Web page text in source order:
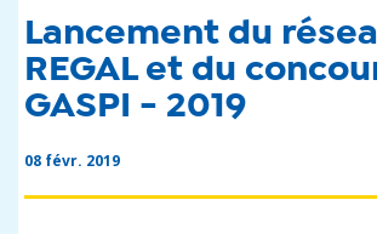
Lancement du
REGAL et du
GASPI - 2019
08 févr. 2019